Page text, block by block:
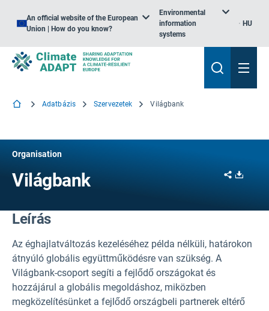
An official website of the European
Union | How do you know?
Environmental
information
systems
HU
Adatbázis Szervezetek Világbank
Organisation
Világbank Share
Leírás
Az éghajlatváltozás kezeléséhez példa nélküli, határokon
átnyúló globális együttműködésre van szükség. A
Világbank-csoport segíti a fejlődő országokat és
hozzájárul a globális megoldáshoz, miközben
megközelítésünket a fejlődő országbeli partnerek eltérő